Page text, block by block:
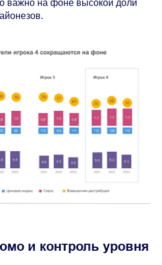
важно на фоне высокой доли
и контроль уровня